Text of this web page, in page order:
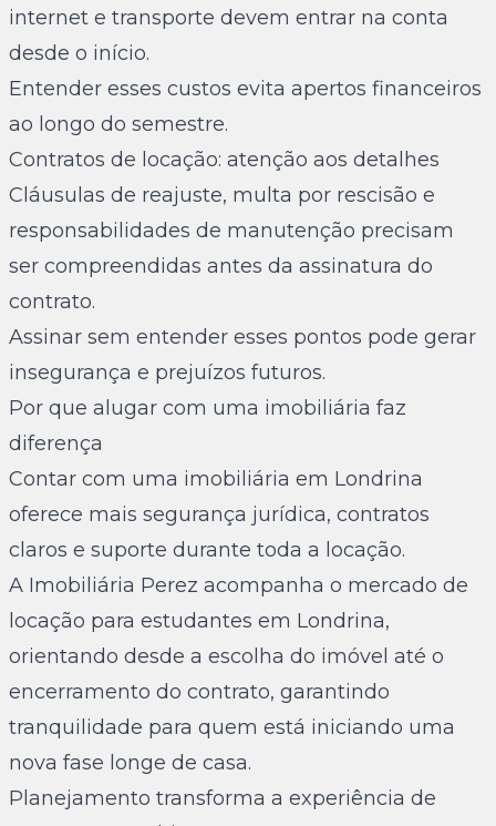
internet e transporte devem entrar na conta
desde o início.
Entender esses custos evita apertos financeiros
ao longo do semestre.
Contratos de locação: atenção aos detalhes
Cláusulas de reajuste, multa por rescisão e
responsabilidades de manutenção precisam
ser compreendidas antes da assinatura do
contrato.
Assinar sem entender esses pontos pode gerar
insegurança e prejuízos futuros.
Por que alugar com uma imobiliária faz
diferença
Contar com uma imobiliária em Londrina
oferece mais segurança jurídica, contratos
claros e suporte durante toda a locação.
A Imobiliária Perez acompanha o mercado de
locação para estudantes em Londrina,
orientando desde a escolha do imóvel até o
encerramento do contrato, garantindo
tranquilidade para quem está iniciando uma
nova fase longe de casa.
Planejamento transforma a experiência de